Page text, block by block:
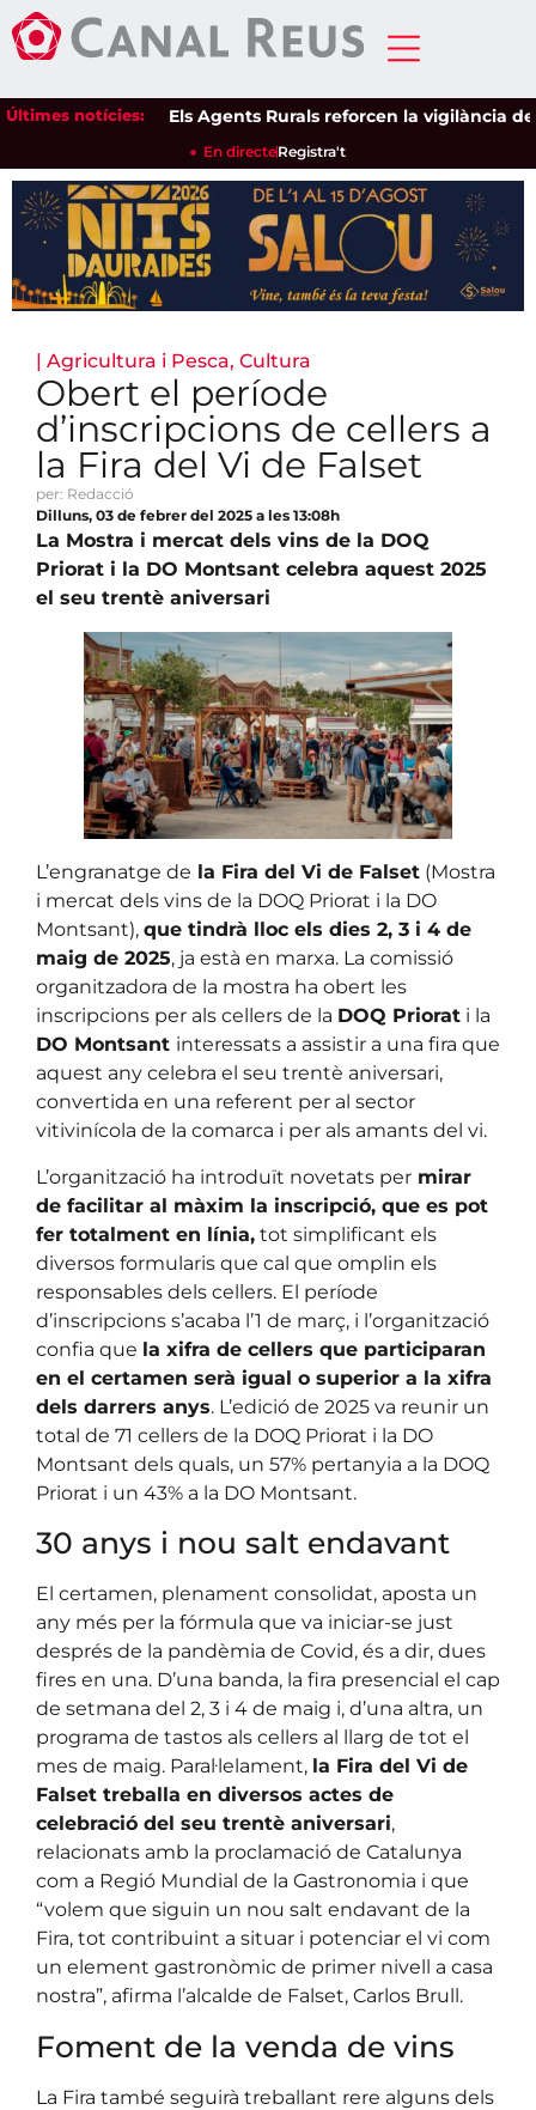
Últimes notícies:Els Agents Rurals reforcen la vigilància dels
En directeRegistra't
| Agricultura i Pesca, Cultura
Obert el període
d’inscripcions de cellers a
la Fira del Vi de Falset
per: Redacció
Dilluns, 03 de febrer del 2025 a les 13:08h
La Mostra i mercat dels vins de la DOQ
Priorat i la DO Montsant celebra aquest 2025
el seu trentè aniversari
L’engranatge de la Fira del Vi de Falset (Mostra
i mercat dels vins de la DOQ Priorat i la DO
Montsant), que tindrà lloc els dies 2, 3 i 4 de
maig de 2025, ja està en marxa. La comissió
organitzadora de la mostra ha obert les
inscripcions per als cellers de la DOQ Priorat i la
DO Montsant interessats a assistir a una fira que
aquest any celebra el seu trentè aniversari,
convertida en una referent per al sector
vitivinícola de la comarca i per als amants del vi.
L’organització ha introduït novetats per mirar
de facilitar al màxim la inscripció, que es pot
fer totalment en línia, tot simplificant els
diversos formularis que cal que omplin els
responsables dels cellers. El període
d’inscripcions s’acaba l’1 de març, i l’organització
confia que la xifra de cellers que participaran
en el certamen serà igual o superior a la xifra
dels darrers anys. L’edició de 2025 va reunir un
total de 71 cellers de la DOQ Priorat i la DO
Montsant dels quals, un 57% pertanyia a la DOQ
Priorat i un 43% a la DO Montsant.
30 anys i nou salt endavant
El certamen, plenament consolidat, aposta un
any més per la fórmula que va iniciar-se just
després de la pandèmia de Covid, és a dir, dues
fires en una. D’una banda, la fira presencial el cap
de setmana del 2, 3 i 4 de maig i, d’una altra, un
programa de tastos als cellers al llarg de tot el
mes de maig. Paral·lelament, la Fira del Vi de
Falset treballa en diversos actes de
celebració del seu trentè aniversari,
relacionats amb la proclamació de Catalunya
com a Regió Mundial de la Gastronomia i que
“volem que siguin un nou salt endavant de la
Fira, tot contribuint a situar i potenciar el vi com
un element gastronòmic de primer nivell a casa
nostra”, afirma l’alcalde de Falset, Carlos Brull.
Foment de la venda de vins
La Fira també seguirà treballant rere alguns dels